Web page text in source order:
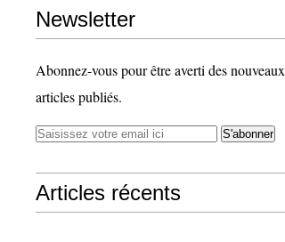
Newsletter
Abonnez-vous pour être averti des nouveaux
articles publiés.
Articles récents